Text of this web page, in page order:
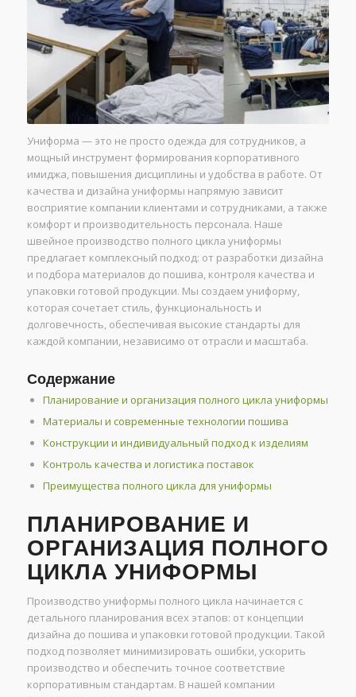
Униформа — это не просто одежда для сотрудников, а
мощный инструмент формирования корпоративного
имиджа, повышения дисциплины и удобства в работе. От
качества и дизайна униформы напрямую зависит
восприятие компании клиентами и сотрудниками, а также
комфорт и производительность персонала. Наше
швейное производство полного цикла униформы
предлагает комплексный подход: от разработки дизайна
и подбора материалов до пошива, контроля качества и
упаковки готовой продукции. Мы создаем униформу,
которая сочетает стиль, функциональность и
долговечность, обеспечивая высокие стандарты для
каждой компании, независимо от отрасли и масштаба.
Содержание
Планирование и организация полного цикла униформы
Материалы и современные технологии пошива
Конструкции и индивидуальный подход к изделиям
Контроль качества и логистика поставок
Преимущества полного цикла для униформы
ПЛАНИРОВАНИЕ И
ОРГАНИЗАЦИЯ ПОЛНОГО
ЦИКЛА УНИФОРМЫ
Производство униформы полного цикла начинается с
детального планирования всех этапов: от концепции
дизайна до пошива и упаковки готовой продукции. Такой
подход позволяет минимизировать ошибки, ускорить
производство и обеспечить точное соответствие
корпоративным стандартам. В нашей компании